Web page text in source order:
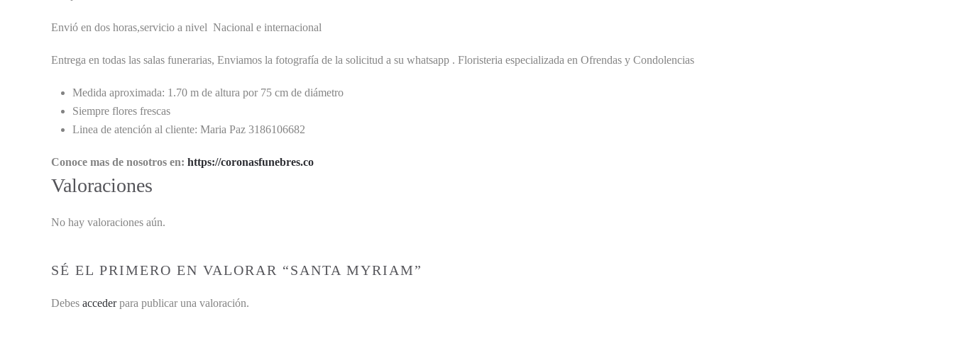
Envió en dos horas,servicio a nivel Nacional e internacional
Entrega en todas las salas funerarias, Enviamos la fotografía de la solicitud a su whatsapp . Floristeria especializada en Ofrendas y Condolencias
Medida aproximada: 1.70 m de altura por 75 cm de diámetro
Siempre flores frescas
Linea de atención al cliente: Maria Paz 3186106682
Conoce mas de nosotros en: https://coronasfunebres.co
Valoraciones
No hay valoraciones aún.
SÉ EL PRIMERO EN VALORAR “SANTA MYRIAM”
Debes accederpara publicar una valoración.